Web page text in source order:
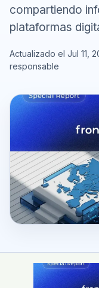
compartiendo
plataformas
Actualizado el Jul 11,
responsable